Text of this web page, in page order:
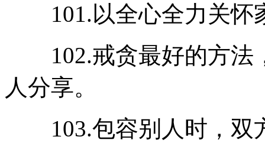
101.以全心全力关怀
102.戒贪最好的方法
人分享。
103.包容别人时，双